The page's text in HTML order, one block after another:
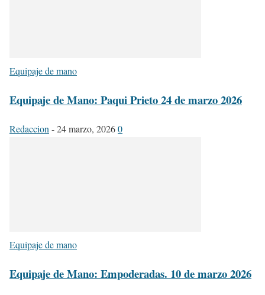
Equipaje de mano
Equipaje de Mano: Paqui Prieto 24 de marzo 2026
Redaccion -24 marzo, 20260
Equipaje de mano
Equipaje de Mano: Empoderadas. 10 de marzo 2026